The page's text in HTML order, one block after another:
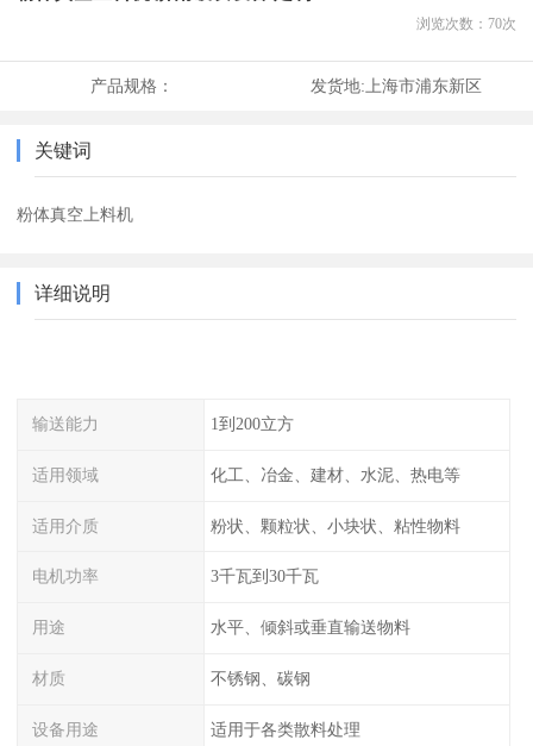
浏览次数： 70次
产品规格： 发货地: 上海市浦东新区
关键词
粉体真空上料机
详细说明
输送能力 1到200立方
适用领域 化工、冶金、建材、水泥、热电等
适用介质 粉状、颗粒状、小块状、粘性物料
电机功率 3千瓦到30千瓦
用途 水平、倾斜或垂直输送物料
材质 不锈钢、碳钢
设备用途 适用于各类散料处理